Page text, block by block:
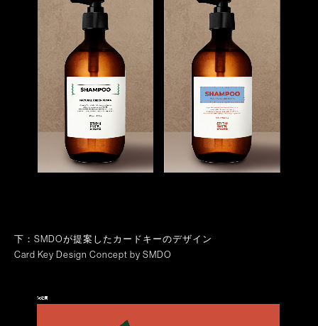
下：SMDOが提案したカードキーのデザイン
Card Key Design Concept by SMDO